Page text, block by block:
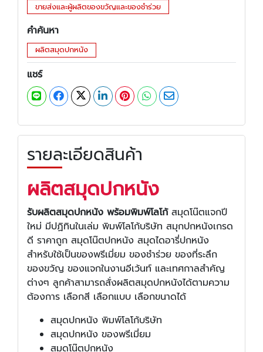
ขายส่งและผู้ผลิตของขวัญและของชำร่วย
คำค้นหา
ผลิตสมุดปกหนัง
แชร์
รายละเอียดสินค้า
ผลิตสมุดปกหนัง
รับผลิตสมุดปกหนัง พร้อมพิมพ์โลโก้สมุดโน๊ตแจกปี
ใหม่ มีปฏิทินในเล่ม พิมพ์โลโก้บริษัท สมุกปกหนังเกรด
ดี ราคาถูก สมุดโน๊ตปกหนัง สมุดไดอารี่ปกหนัง
สำหรับใช้เป็นของพรีเมี่ยม ของชำร่วย ของที่ระลึก
ของขวัญ ของแจกในงานอีเว้นท์ และเทศกาลสำคัญ
ต่างๆ ลูกค้าสามารถสั่งผลิตสมุดปกหนังได้ตามความ
ต้องการ เลือกสี เลือกแบบ เลือกขนาดได้
สมุดปกหนัง พิมพ์โลโก้บริษัท
สมุดปกหนัง ของพรีเมี่ยม
สมุดโน๊ตปกหนัง